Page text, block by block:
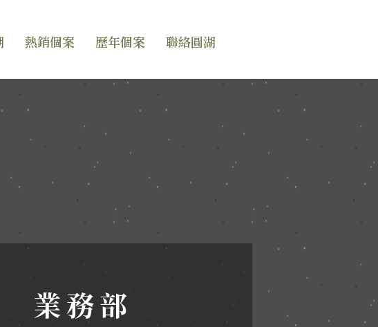
熱銷個案 歷年個案 聯絡圓湖
業務部